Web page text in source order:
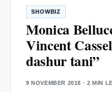
SHOWBIZ
Monica
Vincent
dashur tani”
9 NOVEMBER 2018 · 2 MIN